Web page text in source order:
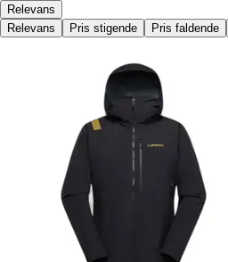
Relevans
Relevans
Pris stigende Pris faldende